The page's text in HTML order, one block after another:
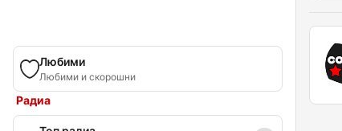
Любими
Любими и скорошни
Радиа